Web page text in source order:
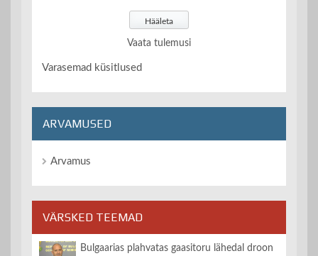
Vaata tulemusi
Varasemad küsitlused
ARVAMUSED
Arvamus
VÄRSKED TEEMAD
Bulgaarias plahvatas gaasitoru lähedal droon